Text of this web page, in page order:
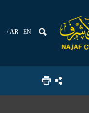
AR EN